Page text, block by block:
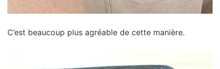
C’est beaucoup plus agréable de cette manière.